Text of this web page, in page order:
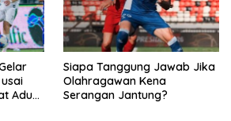
Adu
Siapa Tanggung Jawab Jika
Olahragawan Kena
Serangan Jantung?